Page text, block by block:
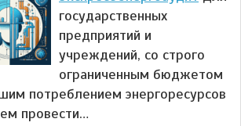
государственных
предприятий и
учреждений, со строго
ограниченным бюджетом
потреблением энергоресурсов
провести…